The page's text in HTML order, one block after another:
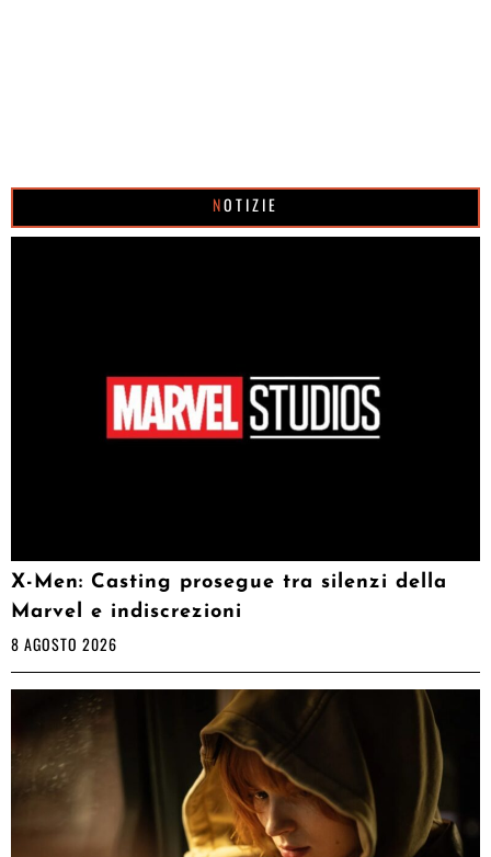
NOTIZIE
X-Men: Casting prosegue tra silenzi della
Marvel e indiscrezioni
8 AGOSTO 2026